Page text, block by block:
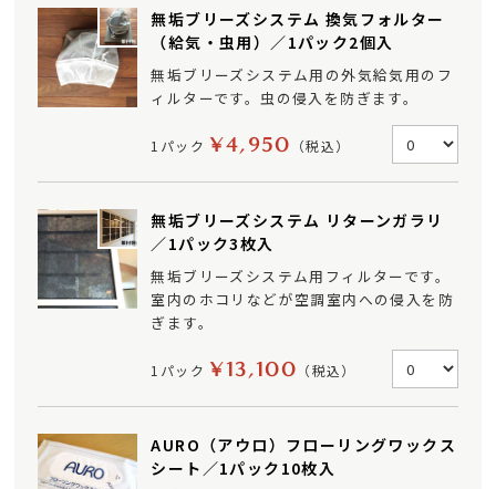
無垢ブリーズシステム 換気フォルター
（給気・虫用）／1パック2個入
無垢ブリーズシステム用の外気給気用のフ
ィルターです。虫の侵入を防ぎます。
1パック ¥4,950 （税込）
無垢ブリーズシステム リターンガラリ
／1パック3枚入
無垢ブリーズシステム用フィルターです。
室内のホコリなどが空調室内への侵入を防
ぎます。
1パック ¥13,100 （税込）
AURO（アウロ）フローリングワックス
シート／1パック10枚入